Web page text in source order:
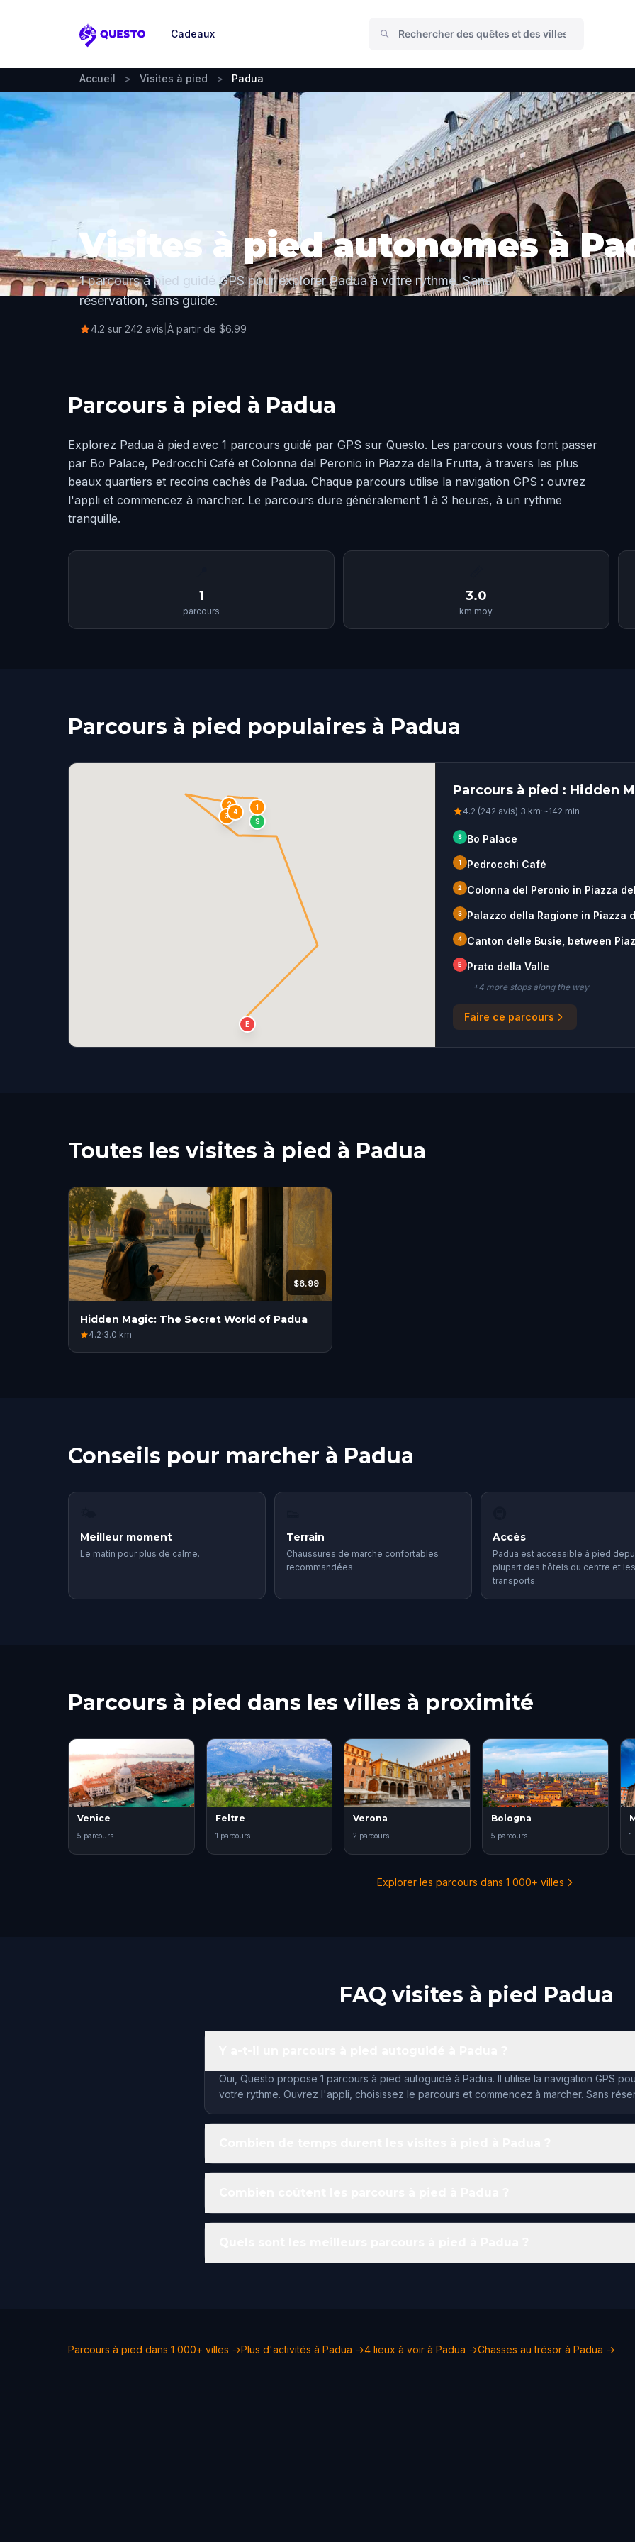
Questo
Cadeaux
Accueil > Visites à pied > Padua
Visites à pied autonomes à
1 parcours à pied guidé GPS pour explorer Padua à votre rythme. Sans
réservation, sans guide.
4.2 sur 242 avis À partir de $6.99
Parcours à pied à Padua
Explorez Padua à pied avec 1 parcours guidé par GPS sur Questo. Les parcours vous font passer
par Bo Palace, Pedrocchi Café et Colonna del Peronio in Piazza della Frutta, à travers les plus
beaux quartiers et recoins cachés de Padua. Chaque parcours utilise la navigation GPS : ouvrez
l'appli et commencez à marcher. Le parcours dure généralement 1 à 3 heures, à un rythme
tranquille.
1
parcours
3.0
km moy.
Parcours à pied populaires à Padua
S
1
2
3
4
E
Parcours à pied : Hidden
4.2 (242 avis)·3 km·~142 min
S Bo Palace
1 Pedrocchi Café
2 Colonna del Peronio in Piazza
3 Palazzo della Ragione in Piazza
4 Canton delle Busie, between
E Prato della Valle
+4more stopsalong the way
Faire ce parcours
Toutes les visites à pied à Padua
$6.99
Hidden Magic: The Secret World of Padua
4.2·3.0 km
Conseils pour marcher à Padua
Meilleur moment
Le matin pour plus de calme.
Terrain
Chaussures de marche confortables
recommandées.
Accès
Padua est accessible à pied
plupart des hôtels du centre et les
transports.
Parcours à pied dans les villes à proximité
Venice
5 parcours
Feltre
1 parcours
Verona
2 parcours
Bologna
5 parcours 1
Explorer les parcours dans 1 000+ villes
FAQ visites à pied Padua
Oui, Questo propose 1 parcours à pied autoguidé à Padua. Il utilise la navigation GPS
votre rythme. Ouvrez l'appli, choisissez le parcours et commencez à marcher. Sans
Parcours à pied dans 1 000+ villes →Plus d'activités à Padua →4 lieux à voir à Padua →Chasses au trésor à Padua →